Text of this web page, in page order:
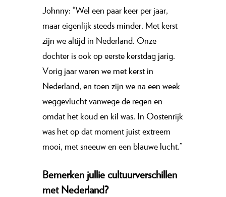
Johnny: “Wel een paar keer per jaar,
maar eigenlijk steeds minder. Met kerst
zijn we altijd in Nederland. Onze
dochter is ook op eerste kerstdag jarig.
Vorig jaar waren we met kerst in
Nederland, en toen zijn we na een week
weggevlucht vanwege de regen en
omdat het koud en kil was. In Oostenrijk
was het op dat moment juist extreem
mooi, met sneeuw en een blauwe lucht.”
Bemerken jullie cultuurverschillen
met Nederland?